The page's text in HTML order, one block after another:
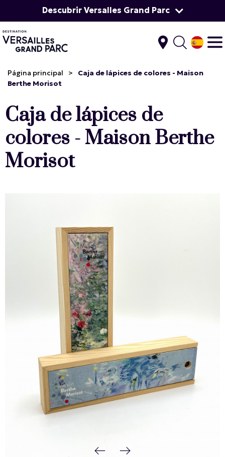
Descubrir Versalles Grand Parc
Página principal >
Caja de lápices de colores - Maison
Berthe Morisot
Caja de lápices de
colores - Maison Berthe
Morisot